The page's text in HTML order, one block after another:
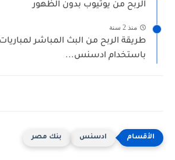
الربح من يوتيوب بدون الظهور
منذ 2 سنة
طريقة الربح من البث المباشر
باستخدام ادسنس...
ادسنس بنك مصر